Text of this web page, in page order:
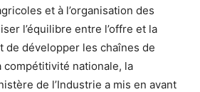
et à l’organisation des
l’équilibre entre l’offre et la
de développer les chaînes de
nationale, la
de l’Industrie a mis en avant